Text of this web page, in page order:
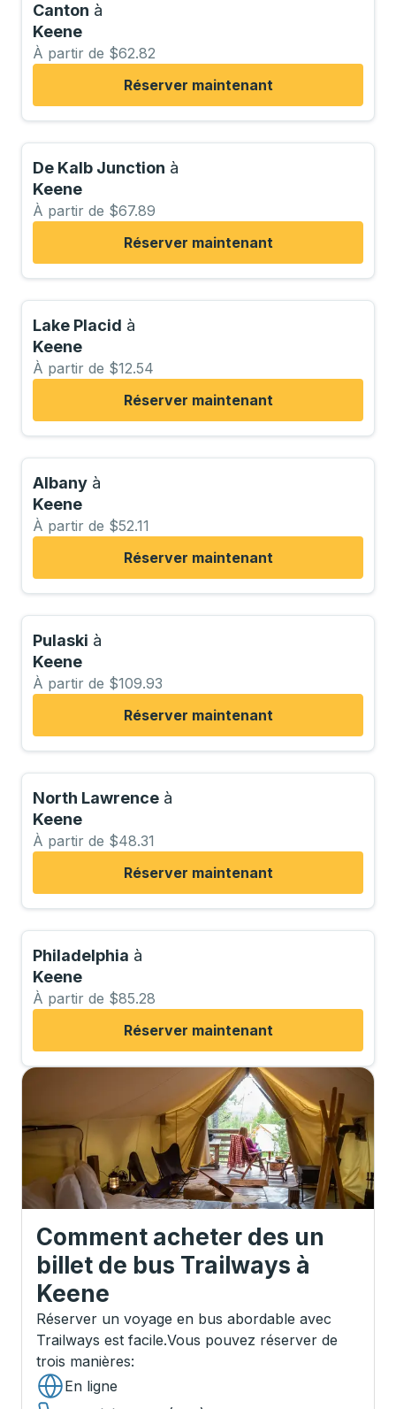
Canton à
Keene
À partir de $62.82
Réserver maintenant
De Kalb Junction à
Keene
À partir de $67.89
Réserver maintenant
Lake Placid à
Keene
À partir de $12.54
Réserver maintenant
Albany à
Keene
À partir de $52.11
Réserver maintenant
Pulaski à
Keene
À partir de $109.93
Réserver maintenant
North Lawrence à
Keene
À partir de $48.31
Réserver maintenant
Philadelphia à
Keene
À partir de $85.28
Réserver maintenant
Comment acheter des un
billet de bus Trailways à
Keene
Réserver un voyage en bus abordable avec
Trailways est facile.Vous pouvez réserver de
trois manières:
En ligne